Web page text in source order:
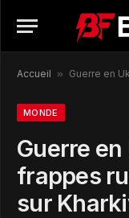
Accueil » Guerre en
MONDE
Guerre
frappes
sur